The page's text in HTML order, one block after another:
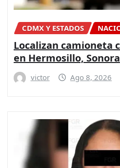
CDMX Y ESTADOS
Localizan camioneta
en Hermosillo, Sonora
victor Ago 8, 2026